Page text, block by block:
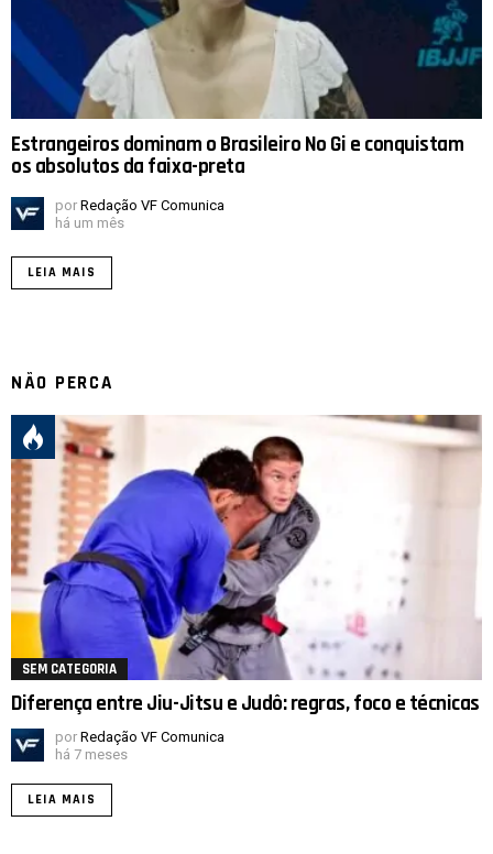
Estrangeiros dominam o Brasileiro No Gi e conquistam
os absolutos da faixa-preta
por Redação VF Comunica
há um mês
LEIA MAIS
NÃO PERCA
SEM CATEGORIA
Diferença entre Jiu-Jitsu e Judô: regras, foco e técnicas
por Redação VF Comunica
há 7 meses
LEIA MAIS